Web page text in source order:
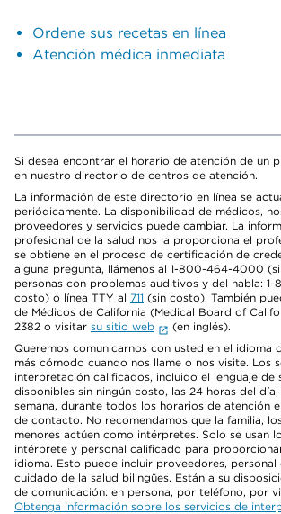
Ordene sus recetas en línea
Atención médica inmediata
Si desea encontrar el horario de atención de un
en nuestro directorio de centros de atención.
La información de este directorio en línea se
periódicamente. La disponibilidad de médicos,
proveedores y servicios puede cambiar. La
profesional de la salud nos la proporciona el
se obtiene en el proceso de certificación de
alguna pregunta, llámenos al 1-800-464-4000
personas con problemas auditivos y del habla:
costo) o línea TTY al 711 (sin costo). También
de Médicos de California (Medical Board of
2382 o visitar su sitio web
(en inglés).
Queremos comunicarnos con usted en el idioma
más cómodo cuando nos llame o nos visite. Los
interpretación calificados, incluido el lenguaje de
disponibles sin ningún costo, las 24 horas del
semana, durante todos los horarios de atención
de contacto. No recomendamos que la familia,
menores actúen como intérpretes. Solo se usan
intérprete y personal calificado para
idioma. Esto puede incluir proveedores,
cuidado de la salud bilingües. Están a su
de comunicación: en persona, por teléfono, por
Obtenga información sobre los servicios de